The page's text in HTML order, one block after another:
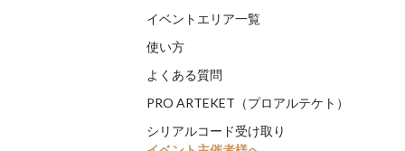
イベントエリア一覧
使い方
よくある質問
PRO ARTEKET（プロアルテケト）
シリアルコード受け取り